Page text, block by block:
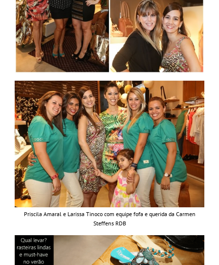
Priscila Amaral e Larissa Tinoco com equipe fofa e querida da Carmen
Steffens RDB